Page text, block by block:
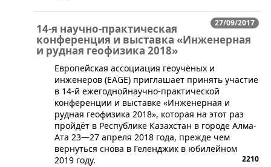
27/09/2017
14-я научно-практическая
конференция и выставка «Инженерная
и рудная геофизика 2018»
Европейская ассоциация геоучёных и
инженеров (EAGE) приглашает принять участие
в 14-й ежегоднойнаучно-практической
конференции и выставке «Инженерная и
рудная геофизика 2018», которая на этот раз
пройдёт в Республике Казахстан в городе Алма-
Ата 23—27 апреля 2018 года, прежде чем
вернуться снова в Геленджик в юбилейном
2019 году.
2210